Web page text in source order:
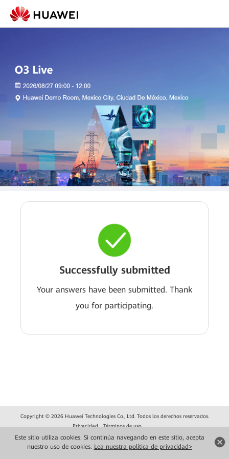
Este sitio utiliza cookies. Si continúa navegando en este sitio, acepta
nuestro uso de cookies. Lea nuestra política de privacidad>
Successfully submitted
Your answers have been submitted. Thank
you for participating.
Copyright © 2026 Huawei Technologies Co., Ltd. Todos los derechos reservados.
Privacidad
Términos de uso